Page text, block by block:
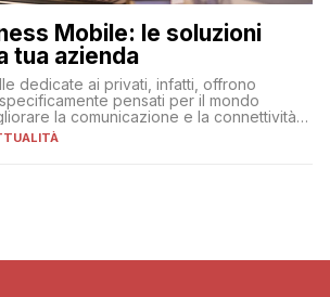
Mobile: le soluzioni
tua azienda
dedicate ai privati, infatti, offrono
pensati per il mondo
la comunicazione e la connettività